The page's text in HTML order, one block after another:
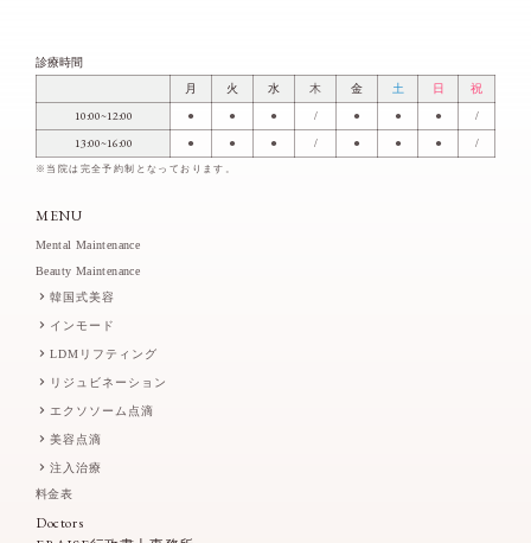
診療時間
月
火 水 木 金 土 日 祝
10:00~12:00 ● ● ● / ● ● ● /
13:00~16:00 ● ● ● / ● ● ● /
※当院は完全予約制となっております。
MENU
Mental Maintenance
Beauty Maintenance
韓国式美容
インモード
LDMリフティング
リジュビネーション
エクソソーム点滴
美容点滴
注入治療
料金表
Doctors